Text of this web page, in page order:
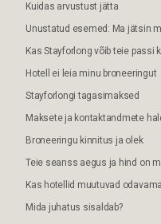
Kuidas arvustust jätta
Unustatud esemed: Ma jätsin
Kas Stayforlong võib teie passi
Hotell ei leia minu broneeringut
Stayforlongi tagasimaksed
Maksete ja kontaktandmete
Broneeringu kinnitus ja olek
Teie seanss aegus ja hind on
Kas hotellid muutuvad
Mida juhatus sisaldab?